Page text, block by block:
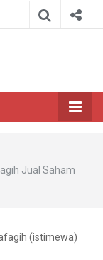
Jual Saham
(istimewa)